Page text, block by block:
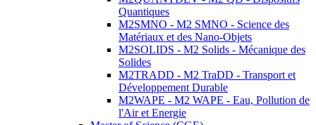
Quantiques
M2SMNO - M2 SMNO - Science des
Matériaux et des Nano-Objets
M2SOLIDS - M2 Solids - Mécanique des
Solides
M2TRADD - M2 TraDD - Transport et
Développement Durable
M2WAPE - M2 WAPE - Eau, Pollution de
l'Air et Energie